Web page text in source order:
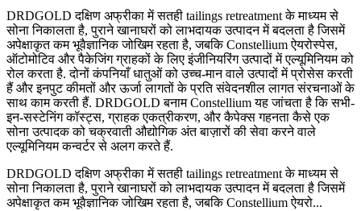
DRDGOLD दक्षिण अफ्रीका में सतही tailings retreatment के माध्यम से
सोना निकालता है, पुराने खानाघरों को लाभदायक उत्पादन में बदलता है जिसमें
अपेक्षाकृत कम भूवैज्ञानिक जोखिम रहता है, जबकि Constellium ऐयरोस्पेस,
ऑटोमोटिव और पैकेजिंग ग्राहकों के लिए इंजीनियरिंग उत्पादों में एल्यूमिनियम को
रोल करता है. दोनों कंपनियाँ धातुओं को उच्च-मान वाले उत्पादों में प्रोसेस करती
हैं और इनपुट कीमतों और ऊर्जा लागतों के प्रति संवेदनशील लागत संरचनाओं के
साथ काम करती हैं. DRDGOLD बनाम Constellium यह जांचता है कि सभी-
इन-सस्टेनिंग कॉस्ट्स, ग्राहक एकत्रीकरण, और कैपेक्स गहनता कैसे एक
सोना उत्पादक को चक्रवाती औद्योगिक अंत बाज़ारों की सेवा करने वाले
एल्यूमिनियम कन्वर्टर से अलग करते हैं.
DRDGOLD दक्षिण अफ्रीका में सतही tailings retreatment के माध्यम से
सोना निकालता है, पुराने खानाघरों को लाभदायक उत्पादन में बदलता है जिसमें
अपेक्षाकृत कम भूवैज्ञानिक जोखिम रहता है, जबकि Constellium ऐयरो...